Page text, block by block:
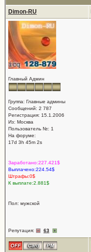
Dimon-RU
Главный Админ
Группа: Главные админы
Сообщений: 2 787
Регистрация: 15.1.2006
Из: Москва
Пользователь №: 1
На форуме:
17d 3h 45m 2s
Заработано:227.421$
Выплачено:224.54$
Штрафы:0$
К выплате:2.881$
Пол: мужской
Репутация: 63